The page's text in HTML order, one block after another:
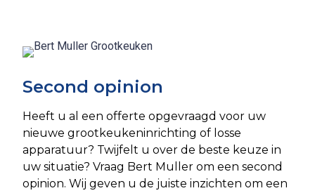
Second opinion
Heeft u al een offerte opgevraagd voor uw
nieuwe grootkeukeninrichting of losse
apparatuur? Twijfelt u over de beste keuze in
uw situatie? Vraag Bert Muller om een second
opinion. Wij geven u de juiste inzichten om een